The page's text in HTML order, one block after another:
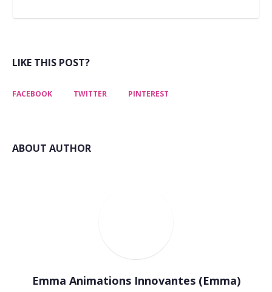
LIKE THIS POST?
FACEBOOK TWITTER PINTEREST
ABOUT AUTHOR
Emma Animations Innovantes (Emma)